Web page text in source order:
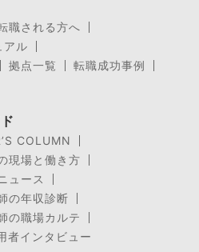
職される方へ
アル
拠点一覧
転職成功事例
COLUMN
現場と働き方
ュース
の年収診断
の職場カルテ
者インタビュー